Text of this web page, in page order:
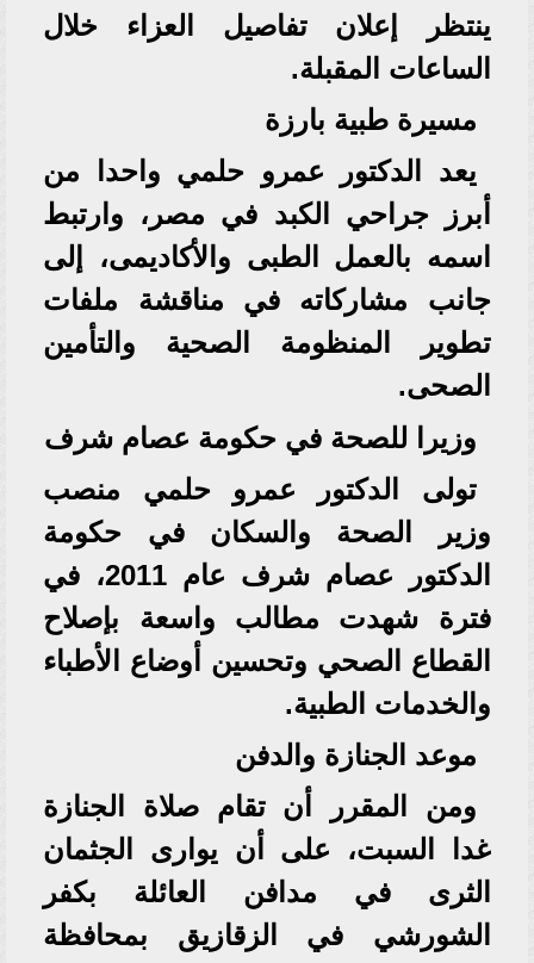
ينتظر إعلان تفاصيل العزاء خلال
الساعات المقبلة.
مسيرة طبية بارزة
يعد الدكتور عمرو حلمي واحدا من
أبرز جراحي الكبد في مصر، وارتبط
اسمه بالعمل الطبى والأكاديمى، إلى
جانب مشاركاته في مناقشة ملفات
تطوير المنظومة الصحية والتأمين
الصحى.
وزيرا للصحة في حكومة عصام شرف
تولى الدكتور عمرو حلمي منصب
وزير الصحة والسكان في حكومة
الدكتور عصام شرف عام 2011، في
فترة شهدت مطالب واسعة بإصلاح
القطاع الصحي وتحسين أوضاع الأطباء
والخدمات الطبية.
موعد الجنازة والدفن
ومن المقرر أن تقام صلاة الجنازة
غدا السبت، على أن يوارى الجثمان
الثرى في مدافن العائلة بكفر
الشورشي في الزقازيق بمحافظة